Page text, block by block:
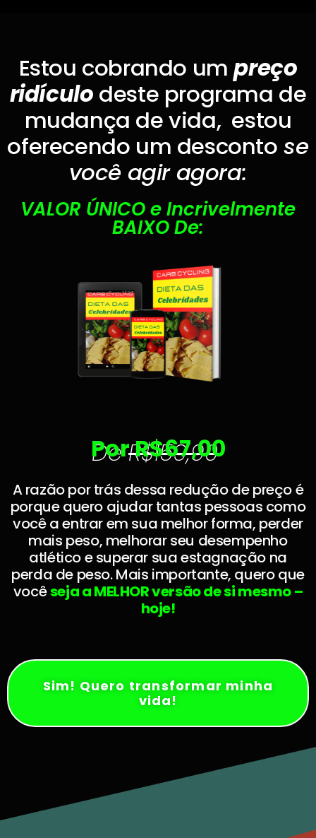
Estou cobrando umpreço
ridículo deste programa de
mudança de vida, estou
oferecendo um desconto se
você agir agora:
VALOR ÚNICO e Incrivelmente
BAIXO De:
DeR$159,90
Por R$67,00
A razão por trás dessa redução de preço é
porque quero ajudar tantas pessoas como
você a entrar em sua melhor forma, perder
mais peso, melhorar seu desempenho
atlético e superar sua estagnação na
perda de peso. Mais importante, quero que
vocêseja a MELHOR versão de si mesmo –
hoje!
Sim! Quero transformar minha
vida!